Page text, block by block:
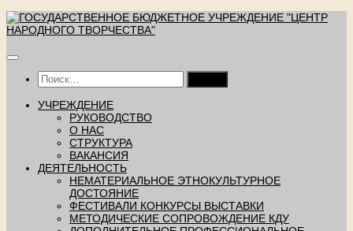
Перейти
к
Найти:
УЧРЕЖДЕНИЕ
РУКОВОДСТВО
О НАС
СТРУКТУРА
ВАКАНСИЯ
ДЕЯТЕЛЬНОСТЬ
НЕМАТЕРИАЛЬНОЕ ЭТНОКУЛЬТУРНОЕ
ДОСТОЯНИЕ
ФЕСТИВАЛИ КОНКУРСЫ ВЫСТАВКИ
МЕТОДИЧЕСКИЕ СОПРОВОЖДЕНИЕ КДУ